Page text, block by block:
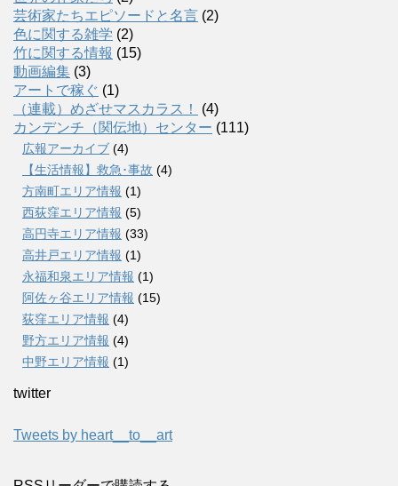
芸術家たちエピソードと名言 (2)
色に関する雑学 (2)
竹に関する情報 (15)
動画編集 (3)
アートで稼ぐ (1)
（連載）めざせマスカラス！
(4)
カンデンチ（関伝地）センター (111)
広報アーカイブ (4)
【生活情報】救急･事故 (4)
方南町エリア情報 (1)
西荻窪エリア情報 (5)
高円寺エリア情報 (33)
高井戸エリア情報 (1)
永福和泉エリア情報 (1)
阿佐ヶ谷エリア情報 (15)
荻窪エリア情報 (4)
野方エリア情報 (4)
中野エリア情報 (1)
twitter
Tweets by heart__to__art